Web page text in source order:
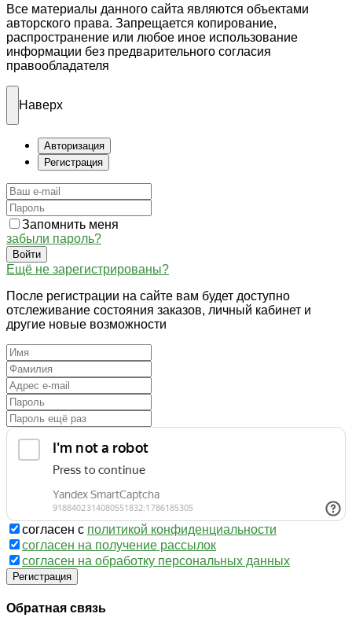
Все материалы данного сайта являются объектами
авторского права. Запрещается копирование,
распространение или любое иное использование
информации без предварительного согласия
правообладателя
Наверх
Авторизация
Регистрация
Запомнить меня
забыли пароль?
Войти
Ещё не зарегистрированы?
После регистрации на сайте вам будет доступно
отслеживание состояния заказов, личный кабинет и
другие новые возможности
согласен с политикой конфиденциальности
согласен на получение рассылок
согласен на обработку персональных данных
Регистрация
Обратная связь